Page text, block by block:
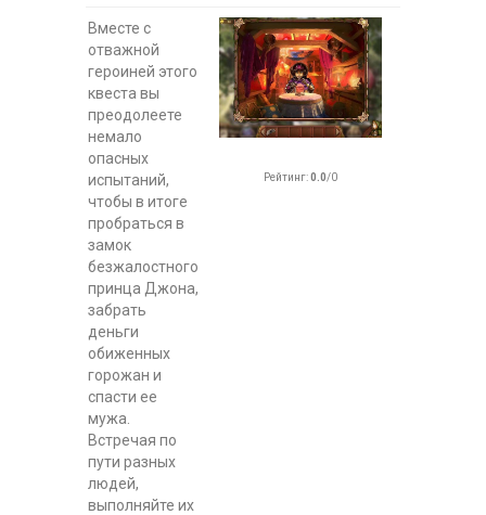
Вместе с
отважной
героиней этого
квеста вы
преодолеете
немало
опасных
испытаний,
чтобы в итоге
пробраться в
замок
безжалостного
принца Джона,
забрать
деньги
обиженных
горожан и
спасти ее
мужа.
Встречая по
пути разных
людей,
выполняйте их
Рейтинг:0.0/0